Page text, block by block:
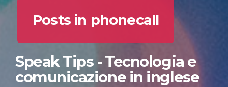
Posts in phonecall
Speak Tips - Tecnologia e
comunicazione in inglese